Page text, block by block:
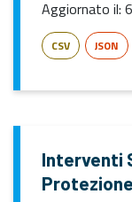
Aggiornato il:
CSV JSON
Interventi